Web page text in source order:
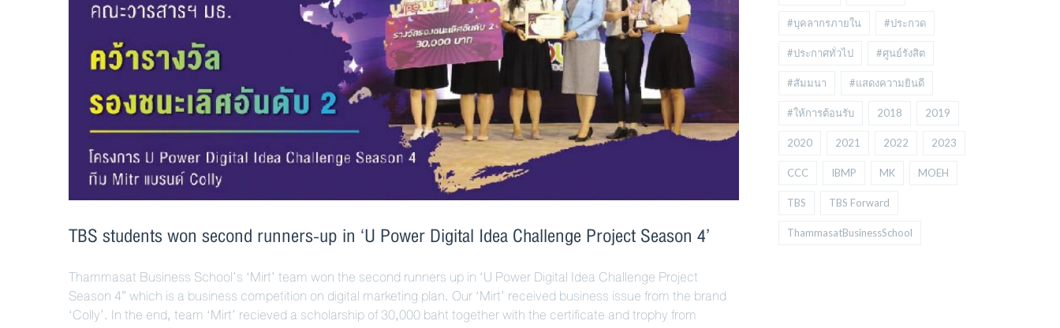
TBS students won second runners-up in ‘U Power Digital Idea Challenge Project Season 4’
Thammasat Business School’s ‘Mirt’ team won the second runners up in ‘U Power Digital Idea Challenge Project
Season 4” which is a business competition on digital marketing plan. Our ‘Mirt’ received business issue from the brand
‘Colly’. In the end, team ‘Mirt’ recieved a scholarship of 30,000 baht together with the certificate and trophy from
#บุคลากรภายใน #ประกวด
#ประกาศทั่วไป #ศูนย์รังสิต
#สัมมนา #แสดงความยินดี
#ให้การต้อนรับ 2018 2019
2020 2021 2022 2023
CCC IBMP MK MOEH
TBS TBS Forward
ThammasatBusinessSchool